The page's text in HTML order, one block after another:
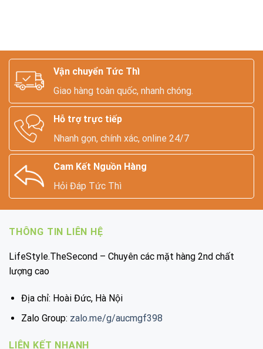
Vận chuyển Tức Thì
Giao hàng toàn quốc, nhanh chóng.
Hỗ trợ trực tiếp
Nhanh gọn, chính xác, online 24/7
Cam Kết Nguồn Hàng
Hỏi Đáp Tức Thì
THÔNG TIN LIÊN HỆ
LifeStyle.TheSecond – Chuyên các mặt hàng 2nd chất
lượng cao
Địa chỉ: Hoài Đức, Hà Nội
Zalo Group: zalo.me/g/aucmgf398
LIÊN KẾT NHANH